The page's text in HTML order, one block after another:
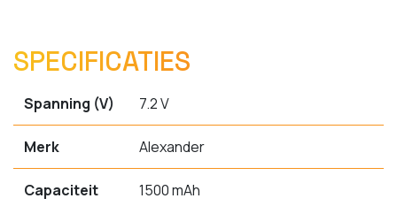
SPECIFICATIES
Spanning (V) 7.2 V
Merk Alexander
Capaciteit 1500 mAh